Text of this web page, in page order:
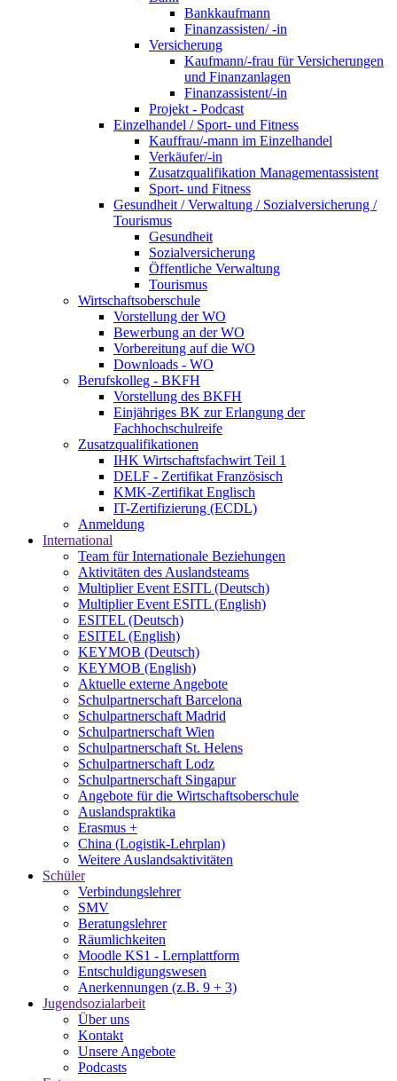
Bankkaufmann
Finanzassisten/ -in
Versicherung
Kaufmann/-frau für Versicherungen
und Finanzanlagen
Finanzassistent/-in
Projekt - Podcast
Einzelhandel / Sport- und Fitness
Kauffrau/-mann im Einzelhandel
Verkäufer/-in
Zusatzqualifikation Managementassistent
Sport- und Fitness
Gesundheit / Verwaltung / Sozialversicherung /
Tourismus
Gesundheit
Sozialversicherung
Öffentliche Verwaltung
Tourismus
Wirtschaftsoberschule
Vorstellung der WO
Bewerbung an der WO
Vorbereitung auf die WO
Downloads - WO
Berufskolleg - BKFH
Vorstellung des BKFH
Einjähriges BK zur Erlangung der
Fachhochschulreife
Zusatzqualifikationen
IHK Wirtschaftsfachwirt Teil 1
DELF - Zertifikat Französisch
KMK-Zertifikat Englisch
IT-Zertifizierung (ECDL)
Anmeldung
International
Team für Internationale Beziehungen
Aktivitäten des Auslandsteams
Multiplier Event ESITL (Deutsch)
Multiplier Event ESITL (English)
ESITEL (Deutsch)
ESITEL (English)
KEYMOB (Deutsch)
KEYMOB (English)
Aktuelle externe Angebote
Schulpartnerschaft Barcelona
Schulpartnerschaft Madrid
Schulpartnerschaft Wien
Schulpartnerschaft St. Helens
Schulpartnerschaft Lodz
Schulpartnerschaft Singapur
Angebote für die Wirtschaftsoberschule
Auslandspraktika
Erasmus +
China (Logistik-Lehrplan)
Weitere Auslandsaktivitäten
Schüler
Verbindungslehrer
SMV
Beratungslehrer
Räumlichkeiten
Moodle KS1 - Lernplattform
Entschuldigungswesen
Anerkennungen (z.B. 9 + 3)
Jugendsozialarbeit
Über uns
Kontakt
Unsere Angebote
Podcasts